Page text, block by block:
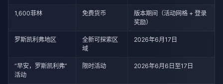
1,600菲林 免费货币
版本期间（活动网格 + 登录
奖励）
罗斯凯利弗地区
全新可探索区
域
2026年6月17日
“早安，罗斯凯利弗”
活动
限时活动 2026年6月6日至17日